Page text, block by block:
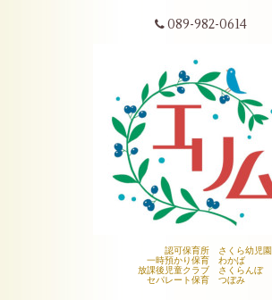
089-982-0614
認可保育所 さくら幼児園
一時預かり保育 わかば
放課後児童クラブ さくらんぼ
セパレート保育 つぼみ